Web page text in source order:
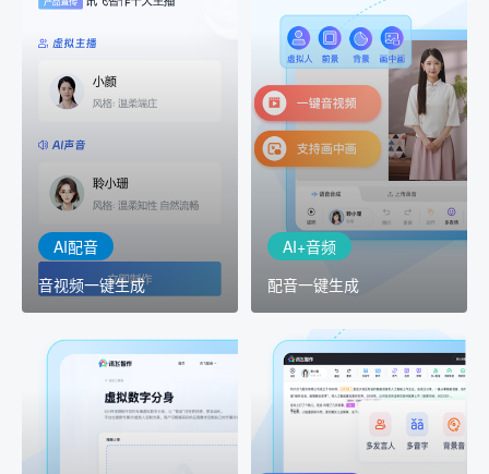
AI配音
音视频一键生成
AI配音
音视频一键生成
室"中输入文本或录音，一
出
AI+音频
配音一键生成
AI+音频
配音一键生成
AI+音频：基于全球领先的
TTS能力打造的AI音频制作
工具，输入文本、选择发
音人即可一键生成专业音
AI+创意
精品声音复刻